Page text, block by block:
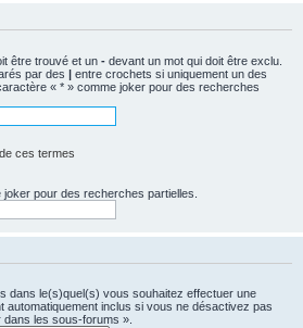
être trouvé et un - devant un mot qui doit être exclu.
par des | entre crochets si uniquement un des
« * » comme joker pour des recherches
ces termes
pour des recherches partielles.
dans le(s)quel(s) vous souhaitez effectuer une
inclus si vous ne désactivez pas
dans les sous-forums ».